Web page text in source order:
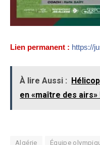
Lien permanent : https://
À lire Aussi :
en «maître des airs»
Algérie Équipe